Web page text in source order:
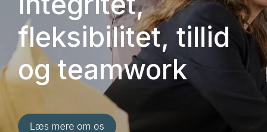
fleksibilitet, tillid
og teamwork